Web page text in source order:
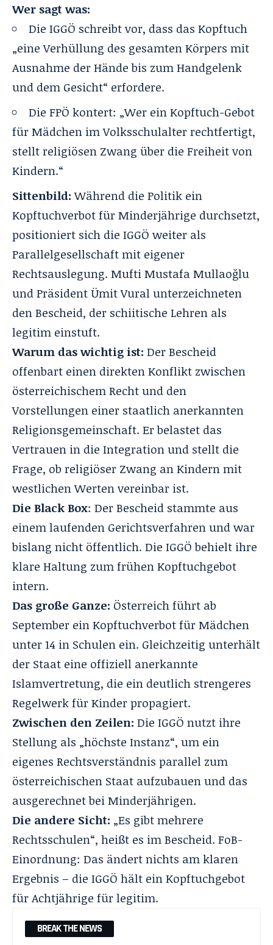
Wer sagt was:
Die IGGÖ schreibt vor, dass das Kopftuch
„eine Verhüllung des gesamten Körpers mit
Ausnahme der Hände bis zum Handgelenk
und dem Gesicht“ erfordere.
Die FPÖ kontert: „Wer ein Kopftuch-Gebot
für Mädchen im Volksschulalter rechtfertigt,
stellt religiösen Zwang über die Freiheit von
Kindern.“
Sittenbild:Während die Politik ein
Kopftuchverbot für Minderjährige durchsetzt,
positioniert sich die IGGÖ weiter als
Parallelgesellschaft mit eigener
Rechtsauslegung. Mufti Mustafa Mullaoğlu
und PräsidentÜmit Vural unterzeichneten
den Bescheid, der schiitische Lehren als
legitim einstuft.
Warum das wichtig ist: Der Bescheid
offenbart einen direkten Konflikt zwischen
österreichischem Recht und den
Vorstellungen einer staatlich anerkannten
Religionsgemeinschaft. Er belastet das
Vertrauen in die Integration und stellt die
Frage, ob religiöser Zwang an Kindern mit
westlichen Werten vereinbar ist.
Die Black Box: Der Bescheid stammte aus
einem laufenden Gerichtsverfahren und war
bislang nicht öffentlich. Die IGGÖbehielt ihre
klare Haltung zum frühen Kopftuchgebot
intern.
Das große Ganze: Österreich führt ab
September ein Kopftuchverbot für Mädchen
unter 14 in Schulen ein. Gleichzeitig unterhält
der Staat eine offiziell anerkannte
Islamvertretung, die ein deutlich strengeres
Regelwerk für Kinder propagiert.
Zwischen den Zeilen: Die IGGÖ nutzt ihre
Stellung als „höchste Instanz“, um ein
eigenes Rechtsverständnis parallel zum
österreichischen Staat aufzubauen und das
ausgerechnet bei Minderjährigen.
Die andere Sicht: „Es gibt mehrere
Rechtsschulen“, heißt es im Bescheid. FoB-
Einordnung: Das ändert nichts am klaren
Ergebnis – die IGGÖ hält ein Kopftuchgebot
für Achtjährige für legitim.
BREAK THE NEWS